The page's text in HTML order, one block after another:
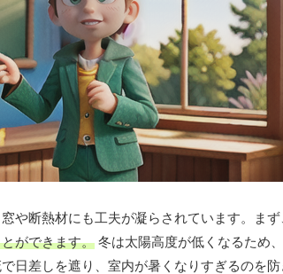
や断熱材にも工夫が凝らされています。ま
ができます。 冬は太陽高度が低くなるため
日差しを遮り、室内が暑くなりすぎるのを防